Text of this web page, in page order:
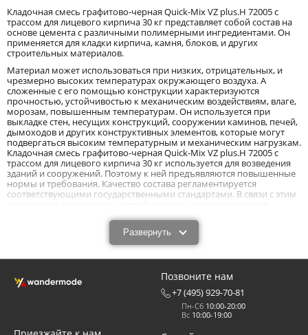
Кладочная смесь графитово-черная Quick-Mix VZ plus.H 72005 с
трассом для лицевого кирпича 30 кг представляет собой состав на
основе цемента с различными полимерными ингредиентами. Он
применяется для кладки кирпича, камня, блоков, и других
строительных материалов.
Материал может использоваться при низких, отрицательных, и
чрезмерно высоких температурах окружающего воздуха. А
сложенные с его помощью конструкции характеризуются
прочностью, устойчивостью к механическим воздействиям, влаге,
морозам, повышенным температурам. Он используется при
выкладке стен, несущих конструкций, сооружении каминов, печей,
дымоходов и других конструктивных элементов, которые могут
подвергаться высоким температурным и механическим нагрузкам.
Кладочная смесь графитово-черная Quick-Mix VZ plus.H 72005 с
трассом для лицевого кирпича 30 кг используется для возведения
зданий и сооружений. Поэтому к ней предъявляются повышенные
нормы и требования. Качество состава регламентируется
соответствующими государственными стандартами. В связи с этим
высокими показателями.
Основные характеристики, требования, и
особенности применения кладочной смеси
Quick-Mix VZ plus.H 72005 цвет графитово-
черный.
Кладочная смесь графитово-черная Quick-Mix VZ plus.H 72005 с
трассом для лицевого кирпича 30 кг изготавливается из песка
определенной фракции, вяжущего вещества, минеральных и
полимерных составляющих. Вяжущие вещества делают смесь
Развернуть
Позвоните нам
+7 (495) 929-70-81
Пн-Сб 10:00-20:00
Вс 10:00-19:00